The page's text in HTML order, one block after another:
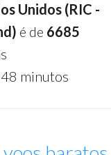
Unidos (RIC -
é de 6685
48 minutos